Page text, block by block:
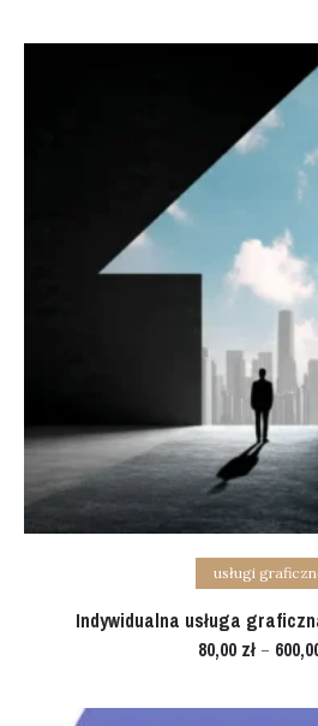
Select options
usługi
Indywidualna usługa
80,00 zł–